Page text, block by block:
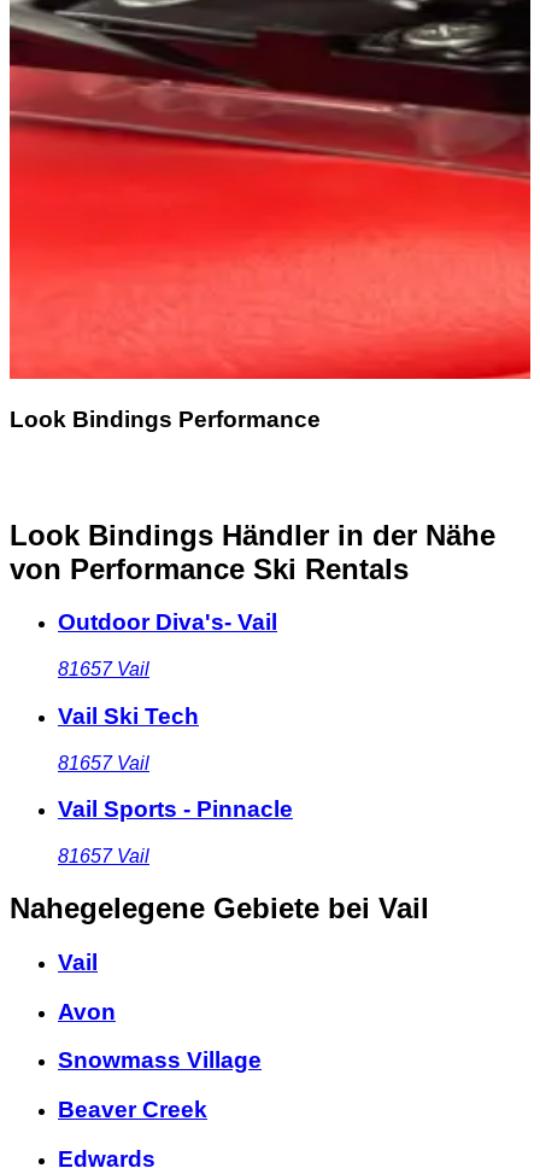
Look Bindings Performance
Look Bindings Händler in der Nähe
von Performance Ski Rentals
Outdoor Diva's- Vail
81657 Vail
Vail Ski Tech
81657 Vail
Vail Sports - Pinnacle
81657 Vail
Nahegelegene Gebiete bei Vail
Vail
Avon
Snowmass Village
Beaver Creek
Edwards